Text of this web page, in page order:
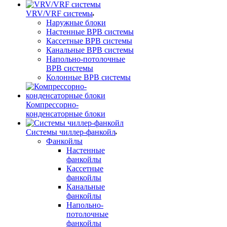
VRV/VRF системы
Наружные блоки
Настенные ВРВ системы
Кассетные ВРВ системы
Канальные ВРВ системы
Напольно-потолочные
ВРВ системы
Колонные ВРВ системы
Компрессорно-
конденсаторные блоки
Системы чиллер-фанкойл
Фанкойлы
Настенные
фанкойлы
Кассетные
фанкойлы
Канальные
фанкойлы
Напольно-
потолочные
фанкойлы